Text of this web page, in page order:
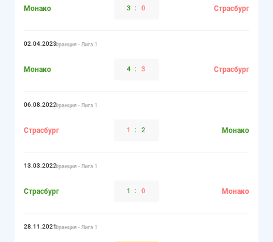
Монако 3 : 0 Страсбург
02.04.2023Франция - Лига 1
Монако 4 : 3 Страсбург
06.08.2022Франция - Лига 1
Страсбург 1 : 2 Монако
13.03.2022Франция - Лига 1
Страсбург 1 : 0 Монако
28.11.2021Франция - Лига 1